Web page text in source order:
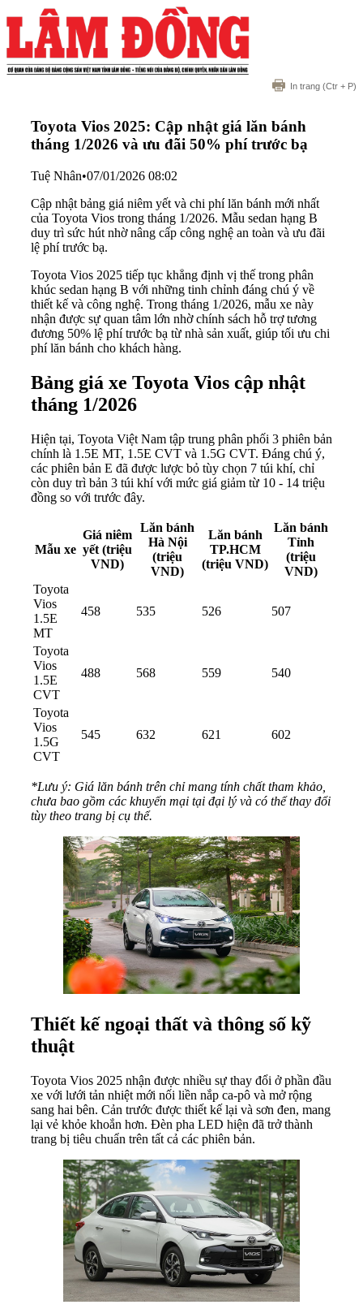
In trang (Ctr + P)
Toyota Vios 2025: Cập nhật giá lăn bánh
tháng 1/2026 và ưu đãi 50% phí trước bạ
Tuệ Nhân•07/01/2026 08:02
Cập nhật bảng giá niêm yết và chi phí lăn bánh mới nhất
của Toyota Vios trong tháng 1/2026. Mẫu sedan hạng B
duy trì sức hút nhờ nâng cấp công nghệ an toàn và ưu đãi
lệ phí trước bạ.
Toyota Vios 2025 tiếp tục khẳng định vị thế trong phân
khúc sedan hạng B với những tinh chỉnh đáng chú ý về
thiết kế và công nghệ. Trong tháng 1/2026, mẫu xe này
nhận được sự quan tâm lớn nhờ chính sách hỗ trợ tương
đương 50% lệ phí trước bạ từ nhà sản xuất, giúp tối ưu chi
phí lăn bánh cho khách hàng.
Bảng giá xe Toyota Vios cập nhật
tháng 1/2026
Hiện tại, Toyota Việt Nam tập trung phân phối 3 phiên bản
chính là 1.5E MT, 1.5E CVT và 1.5G CVT. Đáng chú ý,
các phiên bản E đã được lược bỏ tùy chọn 7 túi khí, chỉ
còn duy trì bản 3 túi khí với mức giá giảm từ 10 - 14 triệu
đồng so với trước đây.
Mẫu xe
Giá niêm
yết (triệu
VND)
Lăn bánh
Hà Nội
(triệu
VND)
Lăn bánh
TP.HCM
(triệu VND)
Lăn bánh
Tỉnh
(triệu
VND)
Toyota
Vios
1.5E
MT
458 535 526 507
Toyota
Vios
1.5E
CVT
488 568 559 540
Toyota
Vios
1.5G
CVT
545 632 621 602
*Lưu ý: Giá lăn bánh trên chỉ mang tính chất tham khảo,
chưa bao gồm các khuyến mại tại đại lý và có thể thay đổi
tùy theo trang bị cụ thể.
Thiết kế ngoại thất và thông số kỹ
thuật
Toyota Vios 2025 nhận được nhiều sự thay đổi ở phần đầu
xe với lưới tản nhiệt mới nối liền nắp ca-pô và mở rộng
sang hai bên. Cản trước được thiết kế lại và sơn đen, mang
lại vẻ khỏe khoắn hơn. Đèn pha LED hiện đã trở thành
trang bị tiêu chuẩn trên tất cả các phiên bản.